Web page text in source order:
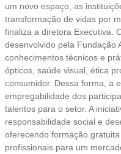
um novo espaço, as
transformação de vidas por
finaliza a diretora Executiva.
desenvolvido pela Fundação
conhecimentos técnicos e
ópticos, saúde visual, ética
consumidor. Dessa forma, a
empregabilidade dos
talentos para o setor. A
responsabilidade social e
oferecendo formação
profissionais para um